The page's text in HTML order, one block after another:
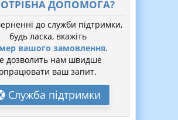
ДОПОМОГА?
до служби підтримки,
будь ласка, вкажіть
вашого замовлення.
дозволить нам швидше
ваш запит.
Служба підтримки